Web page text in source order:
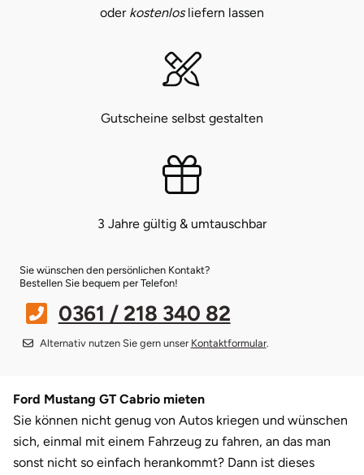
oder kostenlosliefern lassen
Gutscheine selbst gestalten
3 Jahre gültig & umtauschbar
Sie wünschen den persönlichen Kontakt?
Bestellen Sie bequem per Telefon!
0361 / 218 340 82
Alternativ nutzen Sie gern unser Kontaktformular.
Ford Mustang GT Cabrio mieten
Sie können nicht genug von Autos kriegen und wünschen
sich, einmal mit einem Fahrzeug zu fahren, an das man
sonst nicht so einfach herankommt? Dann ist dieses
Coburg
Cottbus
Deggendorf
Dessau
Strausberg (Berlin/Brandenburg)
Sömmerda
sächsische Schweiz
Witterda